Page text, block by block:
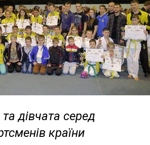
дівчата серед
країни